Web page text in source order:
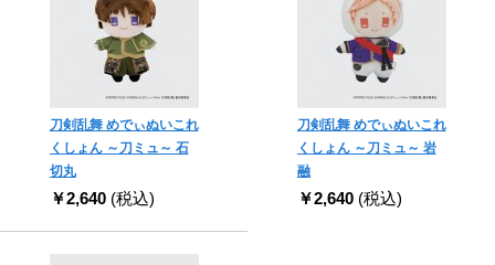
刀剣乱舞 めでぃぬいこれ
くしょん ～刀ミュ～ 石
切丸
￥2,640 (税込)
刀剣乱舞 めでぃぬいこれ
くしょん ～刀ミュ～ 岩
融
￥2,640 (税込)